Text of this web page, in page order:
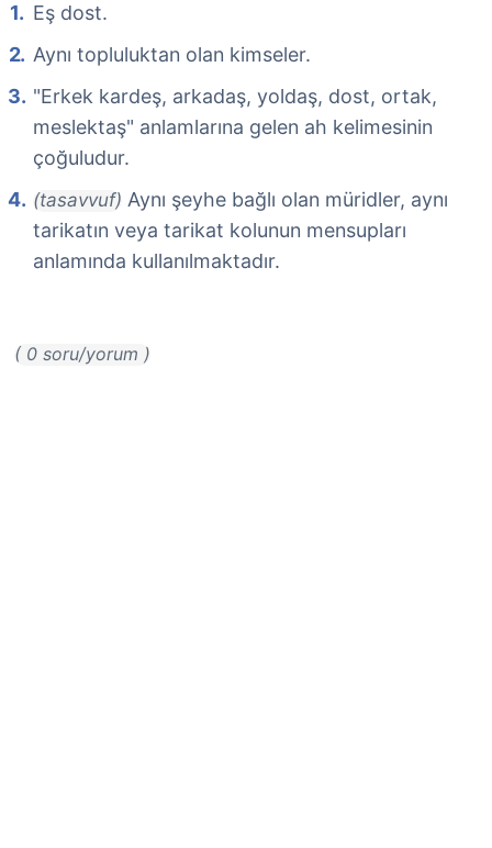
Eş dost.
Aynı topluluktan olan kimseler.
"Erkek kardeş, arkadaş, yoldaş, dost, ortak,
meslektaş" anlamlarına gelen ah kelimesinin
çoğuludur.
(tasavvuf) Aynı şeyhe bağlı olan müridler, aynı
tarikatın veya tarikat kolunun mensupları
anlamında kullanılmaktadır.
( 0 soru/yorum )